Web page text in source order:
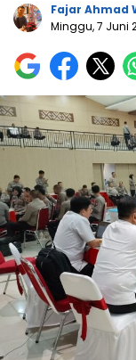
Fajar Ahmad
Minggu, 7 Juni